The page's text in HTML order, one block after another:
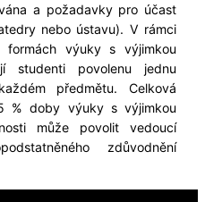
a požadavky pro účast
nebo ústavu). V rámci
formách výuky s výjimkou
studenti povolenu jednu
předmětu. Celková
% doby výuky s výjimkou
může povolit vedoucí
zdůvodnění